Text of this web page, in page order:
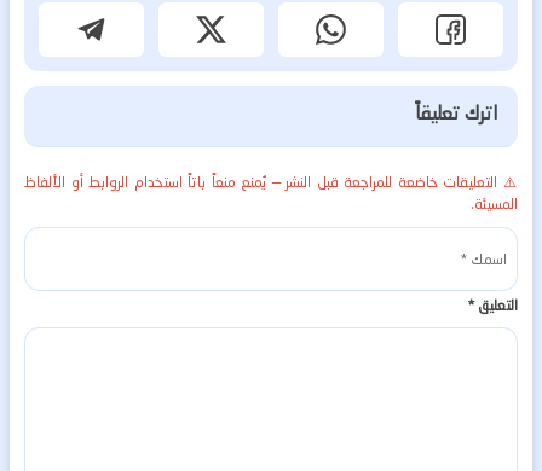
اترك تعليقاً
⚠️ التعليقات خاضعة للمراجعة قبل النشر — يُمنع منعاً باتاً استخدام الروابط أو الألفاظ
المسيئة.
التعليق*